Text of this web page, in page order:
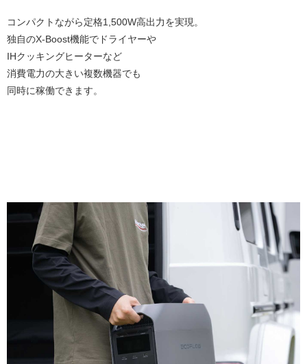
コンパクトながら定格1,500W高出力を実現。
独自のX-Boost機能でドライヤーや
IHクッキングヒーターなど
消費電力の大きい複数機器でも
同時に稼働できます。